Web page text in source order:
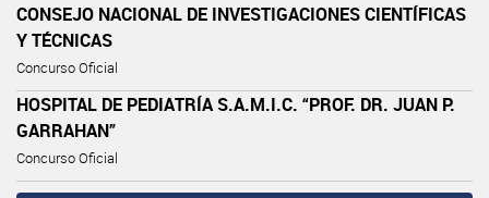
CONSEJO NACIONAL DE INVESTIGACIONES CIENTÍFICAS
Y TÉCNICAS
Concurso Oficial
HOSPITAL DE PEDIATRÍA S.A.M.I.C. “PROF. DR. JUAN P.
GARRAHAN”
Concurso Oficial